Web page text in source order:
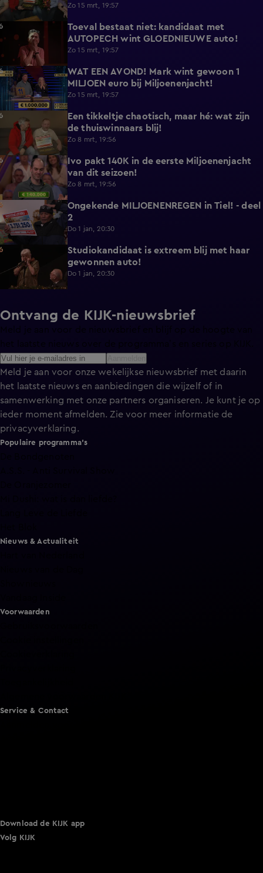
Zo 15 mrt, 19:57
2:34
Toeval bestaat niet: kandidaat met
AUTOPECH wint GLOEDNIEUWE auto!
Zo 15 mrt, 19:57
2:07
WAT EEN AVOND! Mark wint gewoon 1
MILJOEN euro bij Miljoenenjacht!
Zo 15 mrt, 19:57
5:03
Een tikkeltje chaotisch, maar hé: wat zijn
de thuiswinnaars blij!
Zo 8 mrt, 19:56
0:44
Ivo pakt 140K in de eerste Miljoenenjacht
van dit seizoen!
Zo 8 mrt, 19:56
7:38
Ongekende MILJOENENREGEN in Tiel! - deel
2
Do 1 jan, 20:30
1:59
Studiokandidaat is extreem blij met haar
gewonnen auto!
Do 1 jan, 20:30
Ontvang de KIJK-nieuwsbrief
Meld je aan voor onze wekelijkse nieuwsbrief met daarin
het laatste nieuws en aanbiedingen die wijzelf of in
samenwerking met onze partners organiseren. Je kunt je op
ieder moment afmelden. Zie voor meer informatie de
privacyverklaring.
Populaire programma's
Nieuws & Actualiteit
Voorwaarden
Service & Contact
Download de KIJK app
Volg KIJK